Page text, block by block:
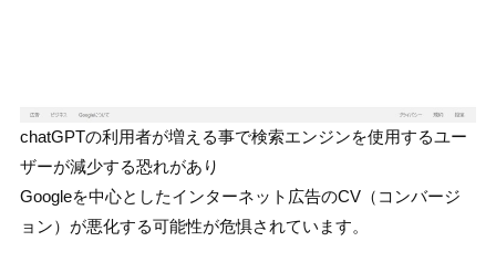
chatGPTの利用者が増える事で検索エンジンを使用するユー
ザーが減少する恐れがあり
Googleを中心としたインターネット広告のCV（コンバージ
ョン）が悪化する可能性が危惧されています。